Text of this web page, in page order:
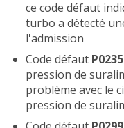
ce code défaut
turbo a détecté
l'admission
Code défaut
pression de
problème avec le
pression de